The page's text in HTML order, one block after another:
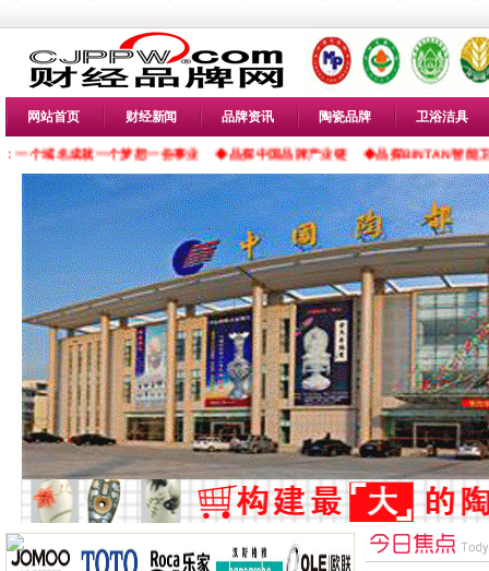
网站首页 财经新闻 品牌资讯 陶瓷品牌 卫浴洁具
成就一个梦想一份事业 ◆品探中国品牌产业链 ◆品探BINTAN智能卫浴 ◆品